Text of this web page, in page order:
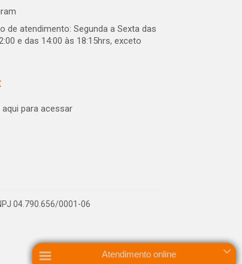
de atendimento: Segunda a Sexta das
e das 14:00 às 18:15hrs, exceto
aqui para acessar
04.790.656/0001-06